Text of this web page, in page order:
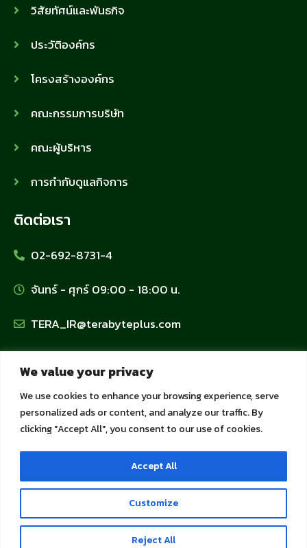
We value your privacy
We use cookies to enhance your browsing experience, serve
personalized ads or content, and analyze our traffic. By
clicking "Accept All", you consent to our use of cookies.
Customize
Reject All
Accept All
วิสัยทัศน์และพันธกิจ
ประวัติองค์กร
โครงสร้างองค์กร
คณะกรรมการบริษัท
คณะผู้บริหาร
การกำกับดูแลกิจการ
ติดต่อเรา
02-692-8731-4
จันทร์ - ศุกร์ 09:00 - 18:00 น.
TERA_IR@terabyteplus.com
นโยบายข้อมูลส่วนบุคคล
นโยบายคุ้มครองข้อมูลส่วนบุคคล
นโยบายการใช้คุกกี้
นโยบายความเป็นส่วนตัวสำหรับลูกค้าและพันธมิตร
Copyright 2023 © Terabyteplus all rights reserved.